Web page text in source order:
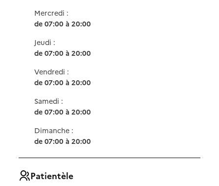
Mercredi :
de 07:00 à 20:00
Jeudi :
de 07:00 à 20:00
Vendredi :
de 07:00 à 20:00
Samedi :
de 07:00 à 20:00
Dimanche :
de 07:00 à 20:00
Patientèle